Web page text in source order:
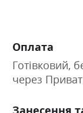
Оплата
Готівковий,
через
Занесення